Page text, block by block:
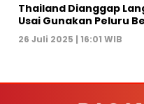
Thailand Dianggap
Usai Gunakan Peluru
26 Juli 2025 | 16:01 WIB